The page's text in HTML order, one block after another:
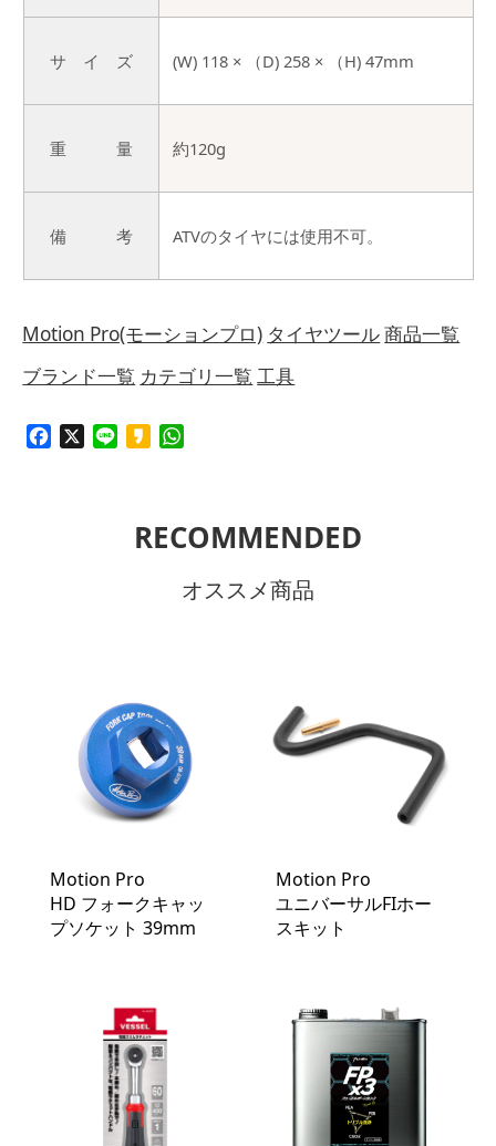
サ イ ズ (W) 118 × （D) 258 × （H) 47mm
重 量 約120g
備 考 ATVのタイヤには使用不可。
Motion Pro(モーションプロ) タイヤツール商品一覧
ブランド一覧 カテゴリ一覧 工具
Facebook Line Kakao
RECOMMENDED
オススメ商品
Motion Pro
HD フォークキャッ
プソケット 39mm
Motion Pro
ユニバーサルFIホー
スキット